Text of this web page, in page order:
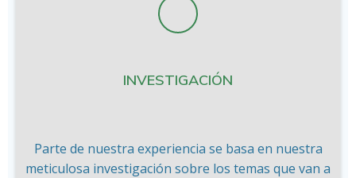
INVESTIGACIÓN
Parte de nuestra experiencia se basa en nuestra
meticulosa investigación sobre los temas que van a